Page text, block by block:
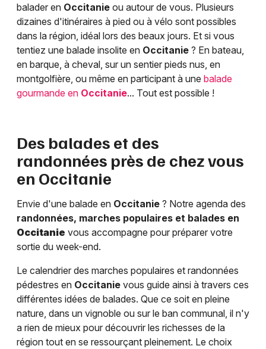
balader en Occitanie ou autour de vous. Plusieurs
dizaines d'itinéraires à pied ou à vélo sont possibles
dans la région, idéal lors des beaux jours. Et si vous
tentiez une balade insolite en Occitanie ? En bateau,
en barque, à cheval, sur un sentier pieds nus, en
montgolfière, ou même en participant à une balade
gourmande en Occitanie... Tout est possible !
Des balades et des
randonnées près de chez vous
en Occitanie
Envie d'une balade en Occitanie ? Notre agenda des
randonnées, marches populaires et balades en
Occitanie vous accompagne pour préparer votre
sortie du week-end.
Le calendrier des marches populaires et randonnées
pédestres en Occitanie vous guide ainsi à travers ces
différentes idées de balades. Que ce soit en pleine
nature, dans un vignoble ou sur le ban communal, il n'y
a rien de mieux pour découvrir les richesses de la
région tout en se ressourçant pleinement. Le choix